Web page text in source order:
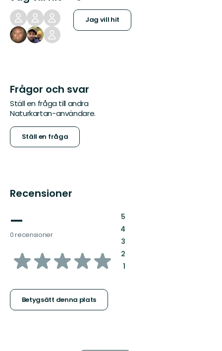
Jag vill hit
Frågor och svar
Ställ en fråga till andra
Naturkartan-användare.
Ställ en fråga
Recensioner
—
0 recensioner
av
stjärnor
Betygsätt denna plats
5:
4:
3:
2:
1: